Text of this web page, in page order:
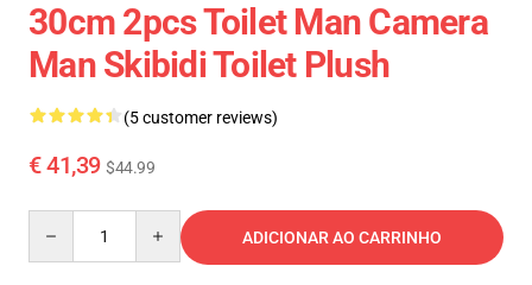
30cm 2pcs Toilet Man Camera
Man Skibidi Toilet Plush
(5 customer reviews)
€ 41,39 $44.99
ADICIONAR AO CARRINHO